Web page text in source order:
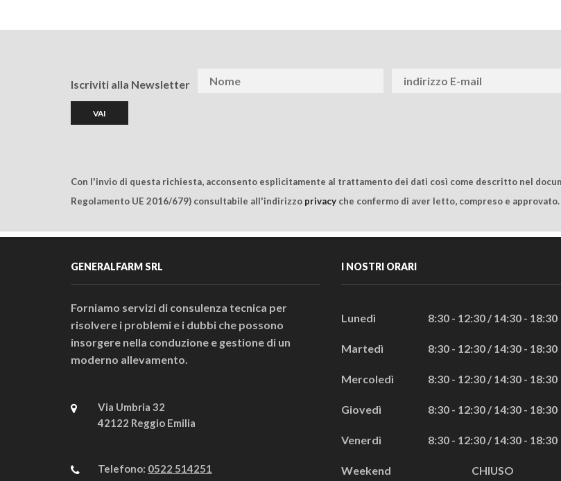
Iscriviti alla Newsletter
Con l'invio di questa richiesta, acconsento esplicitamente al trattamento dei dati così come descritto nel
Regolamento UE 2016/679) consultabile all'indirizzo privacy che confermo di aver letto, compreso e approvato.
GENERALFARM SRL
Forniamo servizi di consulenza tecnica per
risolvere i problemi e i dubbi che possono
insorgere nella conduzione e gestione di un
moderno allevamento.
Via Umbria 32
42122 Reggio Emilia
Telefono: 0522 514251
I NOSTRI ORARI
Lunedì 8:30 - 12:30 / 14:30 - 18:30
Martedì 8:30 - 12:30 / 14:30 - 18:30
Mercoledì 8:30 - 12:30 / 14:30 - 18:30
Giovedì 8:30 - 12:30 / 14:30 - 18:30
Venerdì 8:30 - 12:30 / 14:30 - 18:30
Weekend CHIUSO